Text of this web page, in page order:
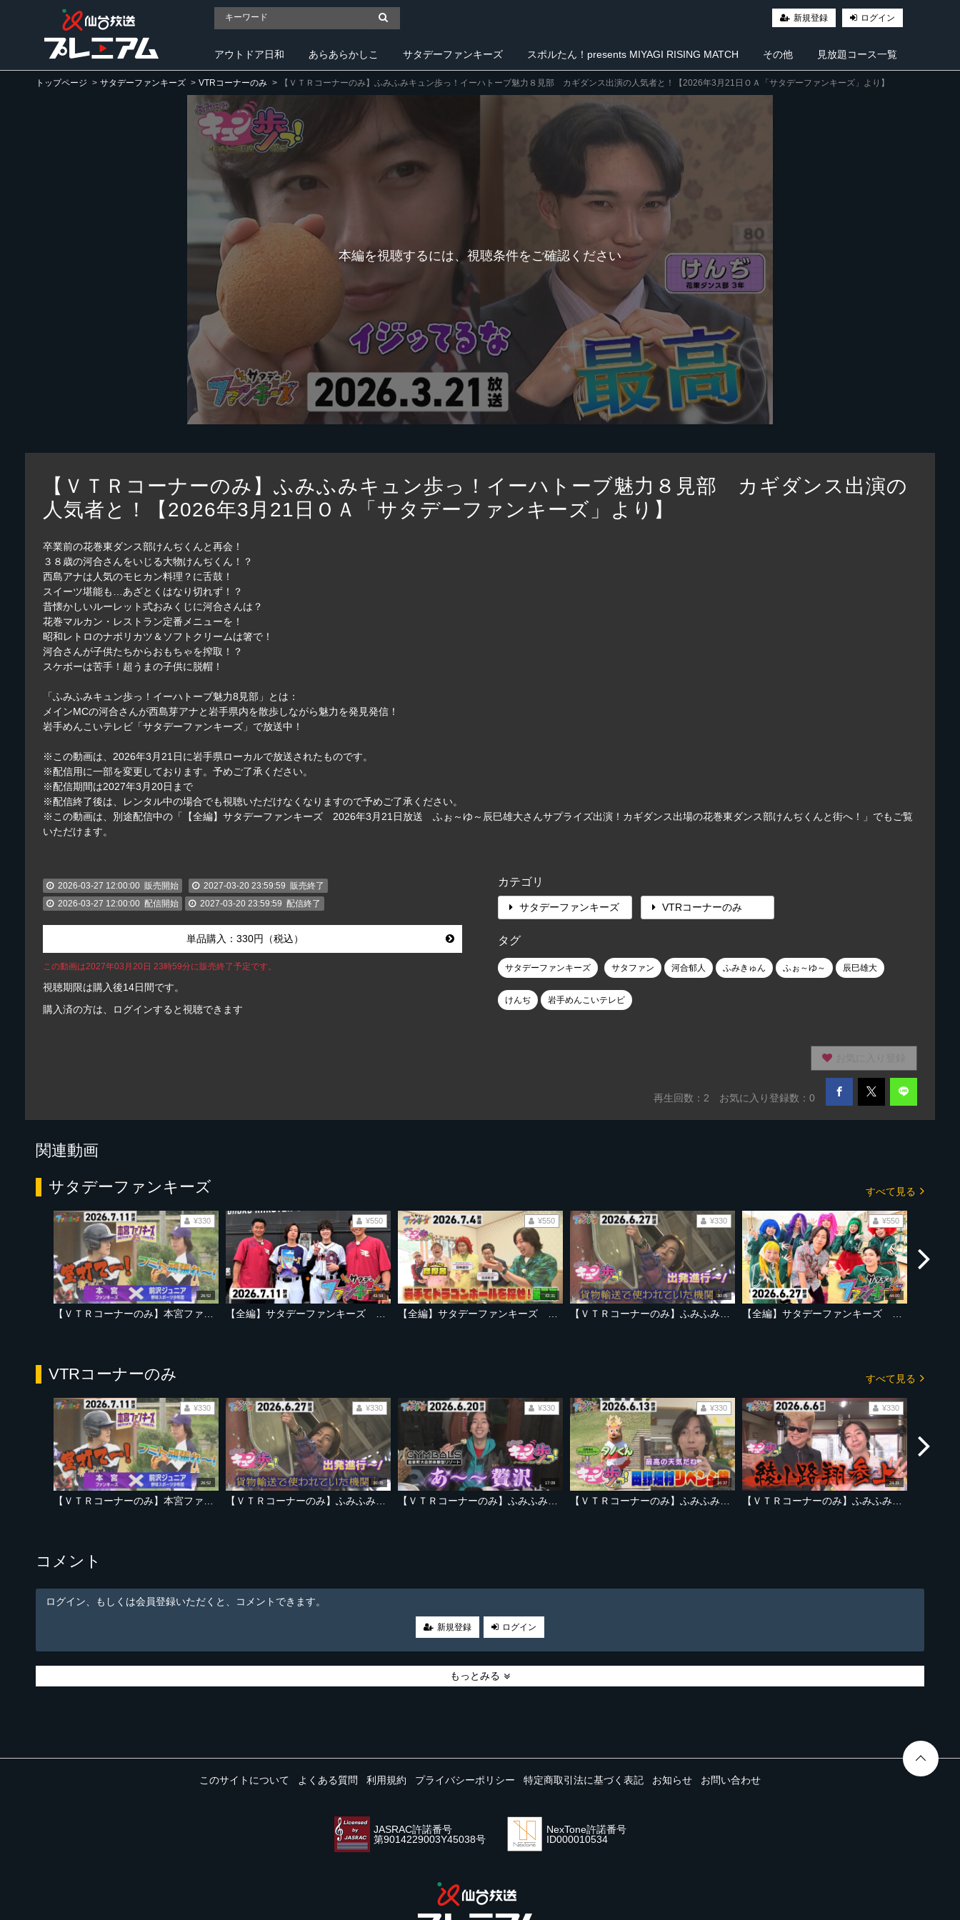
新規登録 ログイン
アウトドア日和 あらあらかしこ サタデーファンキーズ スポルたん！presents MIYAGI RISING MATCH その他 見放題コース一覧
トップページ サタデーファンキーズ VTRコーナーのみ 【ＶＴＲコーナーのみ】ふみふみキュン歩っ！イーハトーブ魅力８見部 カギダンス出演の人気者と！【2026年3月21日ＯＡ「サタデーファンキーズ」より】
本編を視聴するには、視聴条件をご確認ください
【ＶＴＲコーナーのみ】ふみふみキュン歩っ！イーハトーブ魅力８見部 カギダンス出演の
人気者と！【2026年3月21日ＯＡ「サタデーファンキーズ」より】
卒業前の花巻東ダンス部けんぢくんと再会！
３８歳の河合さんをいじる大物けんぢくん！？
西島アナは人気のモヒカン料理？に舌鼓！
スイーツ堪能も…あざとくはなり切れず！？
昔懐かしいルーレット式おみくじに河合さんは？
花巻マルカン・レストラン定番メニューを！
昭和レトロのナポリカツ＆ソフトクリームは箸で！
河合さんが子供たちからおもちゃを搾取！？
スケボーは苦手！超うまの子供に脱帽！
「ふみふみキュン歩っ！イーハトーブ魅力8見部」とは：
メインMCの河合さんが西島芽アナと岩手県内を散歩しながら魅力を発見発信！
岩手めんこいテレビ「サタデーファンキーズ」で放送中！
※この動画は、2026年3月21日に岩手県ローカルで放送されたものです。
※配信用に一部を変更しております。予めご了承ください。
※配信期間は2027年3月20日まで
※配信終了後は、レンタル中の場合でも視聴いただけなくなりますので予めご了承ください。
※この動画は、別途配信中の「【全編】サタデーファンキーズ 2026年3月21日放送 ふぉ～ゆ～辰巳雄大さんサプライズ出演！カギダンス出場の花巻東ダンス部けんぢくんと街へ！」でもご覧
いただけます。
2026-03-27 12:00:00 販売開始 2027-03-20 23:59:59 販売終了
2026-03-27 12:00:00 配信開始 2027-03-20 23:59:59 配信終了
単品購入：330円（税込）
この動画は2027年03月20日 23時59分に販売終了予定です。
視聴期限は購入後14日間です。
購入済の方は、ログインすると視聴できます
カテゴリ
サタデーファンキーズ VTRコーナーのみ
タグ
サタデーファンキーズ サタファン 河合郁人 ふみきゅん ふぉ～ゆ～ 辰巳雄大
けんぢ 岩手めんこいテレビ
再生回数： 2 お気に入り登録数：0
関連動画
サタデーファンキーズ すべて見る
26:52
¥330
43:58
¥550
43:31
¥550
30:05
¥330
44:00
¥550
VTRコーナーのみ すべて見る
26:52
¥330
30:05
¥330
17:09
¥330
16:37
¥330
24:31
¥330
コメント
ログイン、もしくは会員登録いただくと、コメントできます。
新規登録 ログイン
もっとみる
このサイトについて よくある質問 利用規約 プライバシーポリシー 特定商取引法に基づく表記 お知らせ お問い合わせ
JASRAC許諾番号
第9014229003Y45038号
NexTone許諾番号
ID000010534